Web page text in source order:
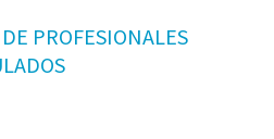
PROFESIONALES